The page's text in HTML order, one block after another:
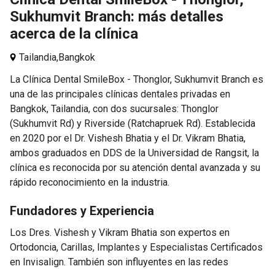
Sukhumvit Branch: más detalles
acerca de la clínica
Tailandia,Bangkok
La Clínica Dental SmileBox - Thonglor, Sukhumvit Branch es
una de las principales clínicas dentales privadas en
Bangkok, Tailandia, con dos sucursales: Thonglor
(Sukhumvit Rd) y Riverside (Ratchapruek Rd). Establecida
en 2020 por el Dr. Vishesh Bhatia y el Dr. Vikram Bhatia,
ambos graduados en DDS de la Universidad de Rangsit, la
clínica es reconocida por su atención dental avanzada y su
rápido reconocimiento en la industria.
Fundadores y Experiencia
Los Dres. Vishesh y Vikram Bhatia son expertos en
Ortodoncia, Carillas, Implantes y Especialistas Certificados
en Invisalign. También son influyentes en las redes